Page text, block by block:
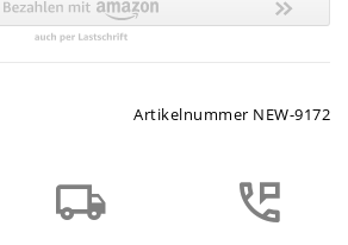
Artikelnummer NEW-9172